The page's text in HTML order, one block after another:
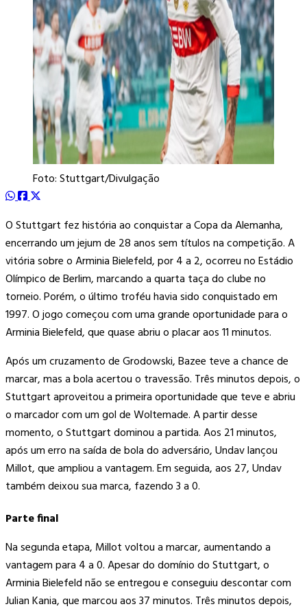
Foto: Stuttgart/Divulgação
O Stuttgart fez história ao conquistar a Copa da Alemanha,
encerrando um jejum de 28 anos sem títulos na competição. A
vitória sobre o Arminia Bielefeld, por 4 a 2, ocorreu no Estádio
Olímpico de Berlim, marcando a quarta taça do clube no
torneio. Porém, o último troféu havia sido conquistado em
1997. O jogo começou com uma grande oportunidade para o
Arminia Bielefeld, que quase abriu o placar aos 11 minutos.
Após um cruzamento de Grodowski, Bazee teve a chance de
marcar, mas a bola acertou o travessão. Três minutos depois, o
Stuttgart aproveitou a primeira oportunidade que teve e abriu
o marcador com um gol de Woltemade. A partir desse
momento, o Stuttgart dominou a partida. Aos 21 minutos,
após um erro na saída de bola do adversário, Undav lançou
Millot, que ampliou a vantagem. Em seguida, aos 27, Undav
também deixou sua marca, fazendo 3 a 0.
Parte final
Na segunda etapa, Millot voltou a marcar, aumentando a
vantagem para 4 a 0. Apesar do domínio do Stuttgart, o
Arminia Bielefeld não se entregou e conseguiu descontar com
Julian Kania, que marcou aos 37 minutos. Três minutos depois,